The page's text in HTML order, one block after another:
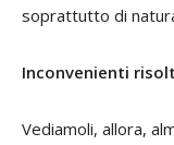
soprattutto di
Inconvenienti
Vediamoli, allora,